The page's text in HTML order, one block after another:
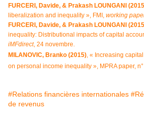
FURCERI, Davide, & Prakash LOUNGANI
liberalization and inequality », FMI, working
FURCERI, Davide, & Prakash LOUNGANI
inequality: Distributional impacts of capital
iMFdirect, 24 novembre.
MILANOVIC, Branko (2015), « Increasing
on personal income inequality », MPRA paper,
#Relations financières internationales
de revenus